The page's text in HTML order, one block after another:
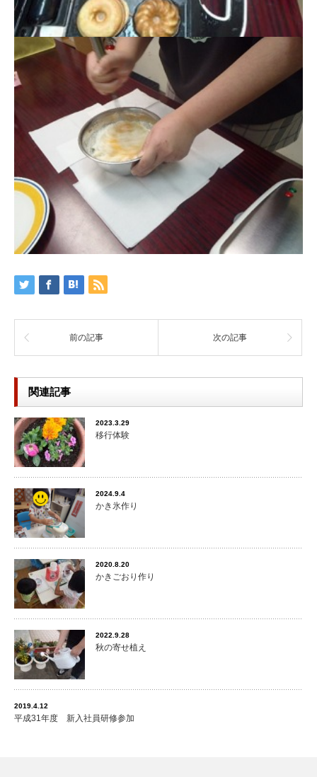
前の記事 次の記事
関連記事
2023.3.29
移行体験
2024.9.4
かき氷作り
2020.8.20
かきごおり作り
2022.9.28
秋の寄せ植え
2019.4.12
平成31年度 新入社員研修参加